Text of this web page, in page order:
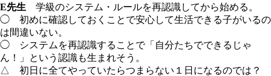
E先生 学級のシステム・ルールを再認識してから始める。
◯ 初めに確認しておくことで安心して生活できる子がいるの
は間違いない。
◯ システムを再認識することで「自分たちでできるじゃ
ん！」という認識も生まれそう。
△ 初日に全てやっていたらつまらない１日になるのでは？